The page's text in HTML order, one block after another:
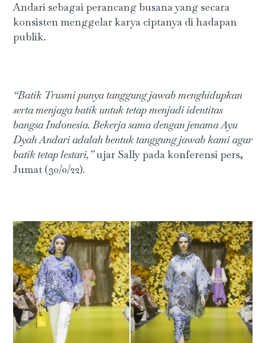
Andari sebagai perancang busana yang secara
konsisten menggelar karya ciptanya di hadapan
publik.
“Batik Trusmi punya tanggung jawab menghidupkan
serta menjaga batik untuk tetap menjadi identitas
bangsa Indonesia. Bekerja sama dengan jenama Ayu
Dyah Andari adalah bentuk tanggung jawab kami agar
batik tetap lestari,”ujar Sally pada konferensi pers,
Jumat (30/0/22).